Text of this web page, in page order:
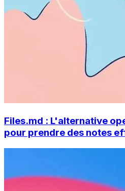
Files.md : L'alternative
pour prendre des notes